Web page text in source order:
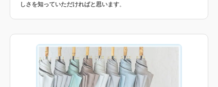
しさを知っていただければと思います。